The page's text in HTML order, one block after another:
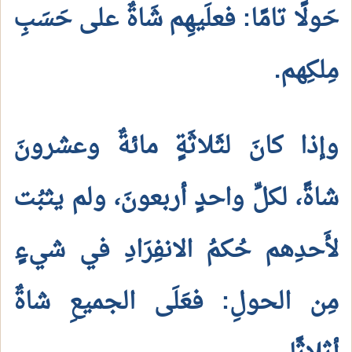
حَولًا تامًا: فعلَيهِم شَاةٌ على حَسَبِ
مِلكِهم.
وإذا كانَ لثَلاثَةٍ مائةٌ وعشرونَ
شاةً، لكلِّ واحدٍ أربعونَ، ولم يثبُت
لأَحدِهم حُكمُ الانفِرَادِ في شيءٍ
مِن الحولِ: فعَلَى الجميعِ شاةٌ